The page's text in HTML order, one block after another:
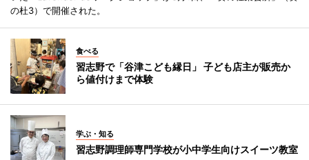
の杜3）で開催された。
食べる
習志野で「谷津こども縁日」 子ども店主が販売か
ら値付けまで体験
学ぶ・知る
習志野調理師専門学校が小中学生向けスイーツ教室